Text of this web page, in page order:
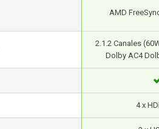
AMD
2.1.2 Canales
Dolby AC4
4 x